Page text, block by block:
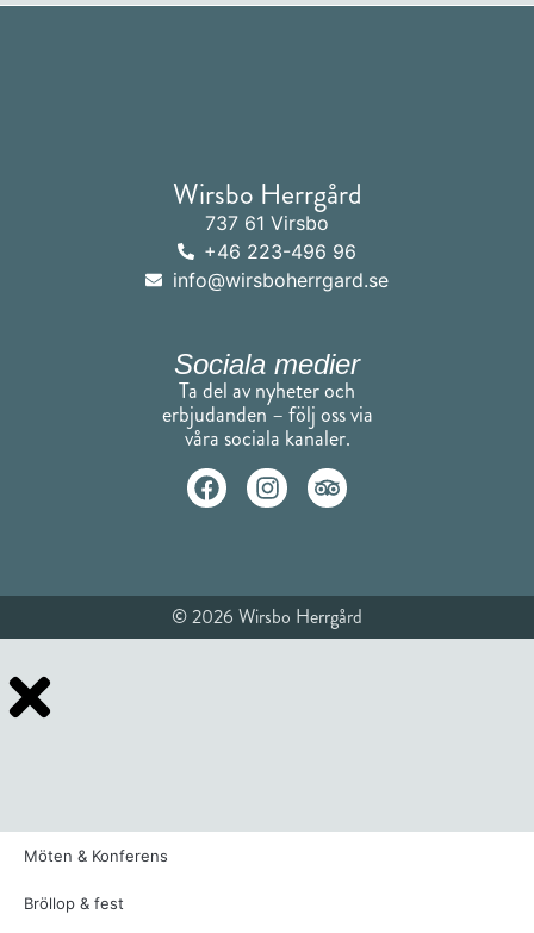
Wirsbo Herrgård
737 61 Virsbo
+46 223-496 96
info@wirsboherrgard.se
Sociala medier
Ta del av nyheter och
erbjudanden – följ oss via
våra sociala kanaler.
© 2026 Wirsbo Herrgård
Möten & Konferens
Bröllop & fest